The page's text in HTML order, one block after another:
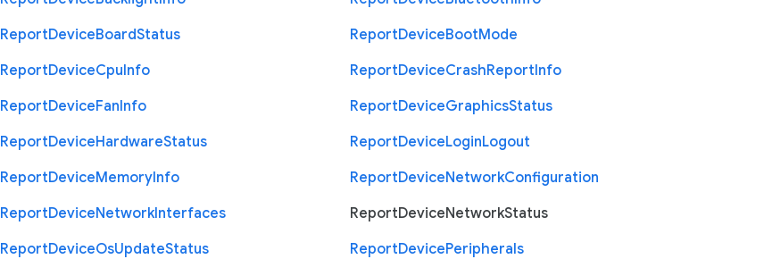
ReportDeviceBoardStatus ReportDeviceBootMode
ReportDeviceCpuInfo ReportDeviceCrashReportInfo
ReportDeviceFanInfo ReportDeviceGraphicsStatus
ReportDeviceHardwareStatus ReportDeviceLoginLogout
ReportDeviceMemoryInfo ReportDeviceNetworkConfiguration
ReportDeviceNetworkInterfaces ReportDeviceNetworkStatus
ReportDeviceOsUpdateStatus ReportDevicePeripherals